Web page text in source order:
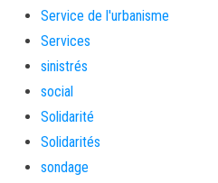
Service de l'urbanisme
Services
sinistrés
social
Solidarité
Solidarités
sondage